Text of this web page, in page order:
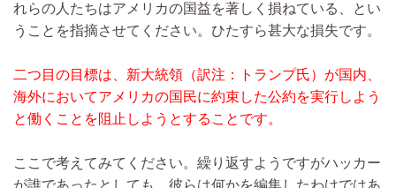
れらの人たちはアメリカの国益を著しく損ねている、とい
うことを指摘させてください。ひたすら甚大な損失です。
二つ目の目標は、新大統領（訳注：トランプ氏）が国内、
海外においてアメリカの国民に約束した公約を実行しよう
と働くことを阻止しようとすることです。
ここで考えてみてください。繰り返すようですがハッカー